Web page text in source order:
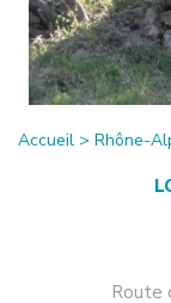
Accueil > Rhône-
Route